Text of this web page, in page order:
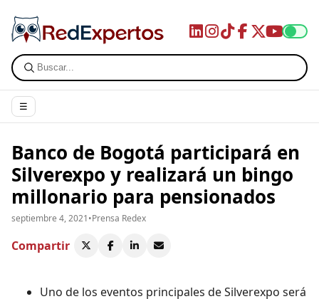
☰
Banco de Bogotá participará en
Silverexpo y realizará un bingo
millonario para pensionados
septiembre 4, 2021•Prensa Redex
Compartir
Uno de los eventos principales de Silverexpo será